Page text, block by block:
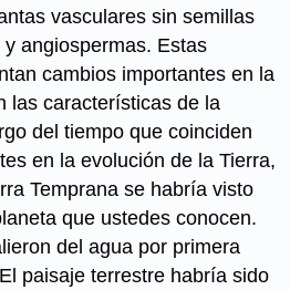
vasculares sin semillas
angiospermas. Estas
cambios importantes en la
las características de la
del tiempo que coinciden
en la evolución de la Tierra,
Temprana se habría visto
que ustedes conocen.
del agua por primera
paisaje terrestre habría sido